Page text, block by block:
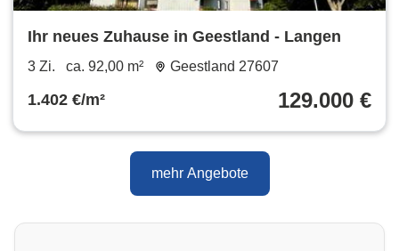
Ihr neues Zuhause in Geestland - Langen
3 Zi. ca. 92,00 m² Geestland 27607
1.402 €/m² 129.000 €
mehr Angebote